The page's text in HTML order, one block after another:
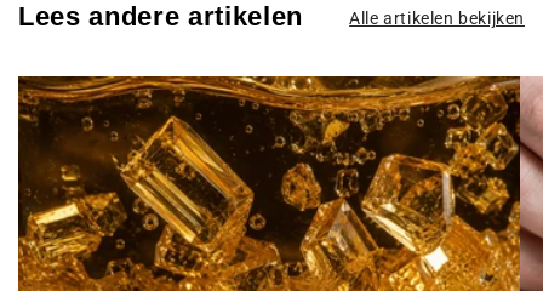
Lees andere artikelen Alle artikelen bekijken